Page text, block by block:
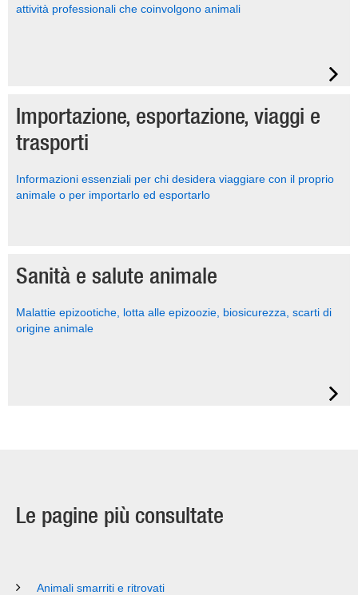
attività professionali che coinvolgono animali
Importazione, esportazione, viaggi e
trasporti
Informazioni essenziali per chi desidera viaggiare con il proprio
animale o per importarlo ed esportarlo
Sanità e salute animale
Malattie epizootiche, lotta alle epizoozie, biosicurezza, scarti di
origine animale
Le pagine più consultate
Animali smarriti e ritrovati